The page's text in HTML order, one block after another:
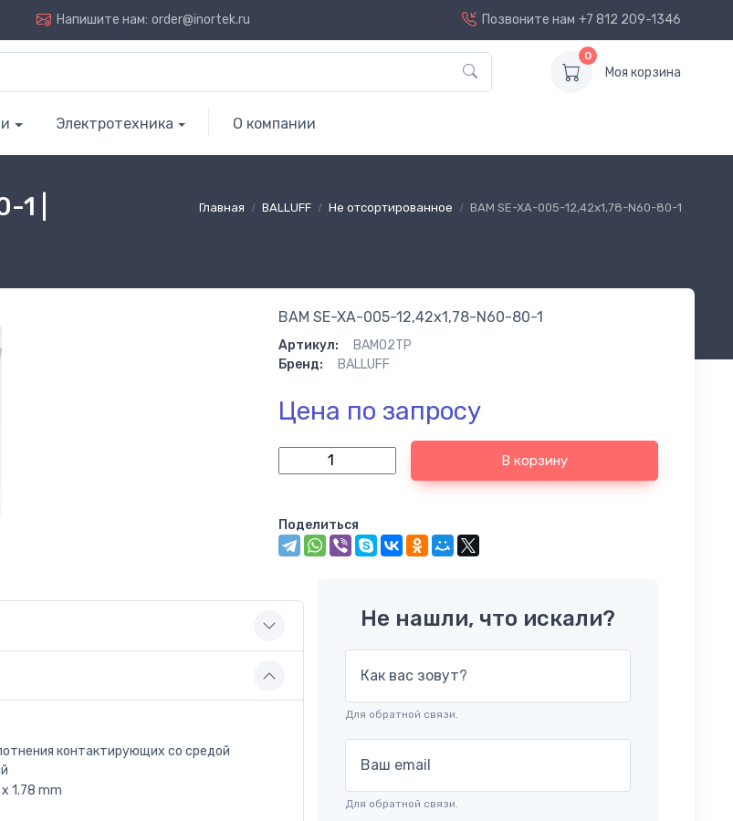
Напишите нам: order@inortek.ru Позвоните нам +7 812 209-1346
0
Моя корзина
Электротехника О компании
Главная BALLUFF Не отсортированное BAM SE-XA-005-12,42x1,78-N60-80-1
|
BAM SE-XA-005-12,42x1,78-N60-80-1
Артикул:
BAM02TP
Бренд:
BALLUFF
Цена по запросу
В корзину
Поделиться
контактирующих со средой
1.78 mm
Не нашли, что искали?
Как вас зовут?
Для обратной связи.
Ваш email
Для обратной связи.